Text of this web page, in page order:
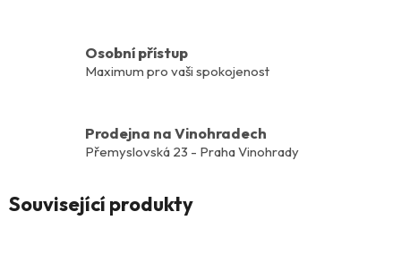
Osobní přístup
Maximum pro vaši spokojenost
Prodejna na Vinohradech
Přemyslovská 23 - Praha Vinohrady
Související produkty